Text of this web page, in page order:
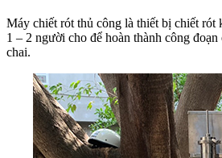
Máy chiết rót thủ công là thiết bị chiết rót
1 – 2 người cho để hoàn thành công
chai.